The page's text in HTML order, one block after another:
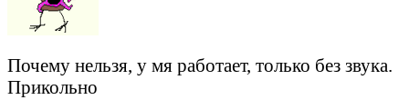
Почему нельзя, у мя работает, только без звука.
Прикольно